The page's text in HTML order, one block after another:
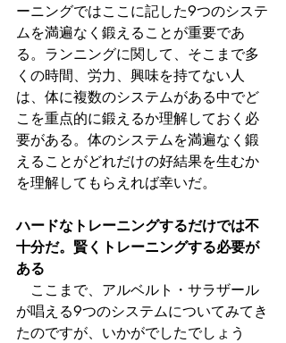
ーニングではここに記した9つのシステ
ムを満遍なく鍛えることが重要であ
る。ランニングに関して、そこまで多
くの時間、労力、興味を持てない人
は、体に複数のシステムがある中でど
こを重点的に鍛えるか理解しておく必
要がある。体のシステムを満遍なく鍛
えることがどれだけの好結果を生むか
を理解してもらえれば幸いだ。
ハードなトレーニングするだけでは不
十分だ。賢くトレーニングする必要が
ある
ここまで、アルベルト・サラザール
が唱える9つのシステムについてみてき
たのですが、いかがでしたでしょう